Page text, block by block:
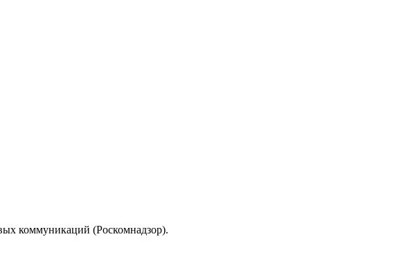
коммуникаций (Роскомнадзор).